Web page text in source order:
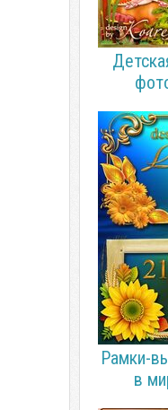
Рамки-
в